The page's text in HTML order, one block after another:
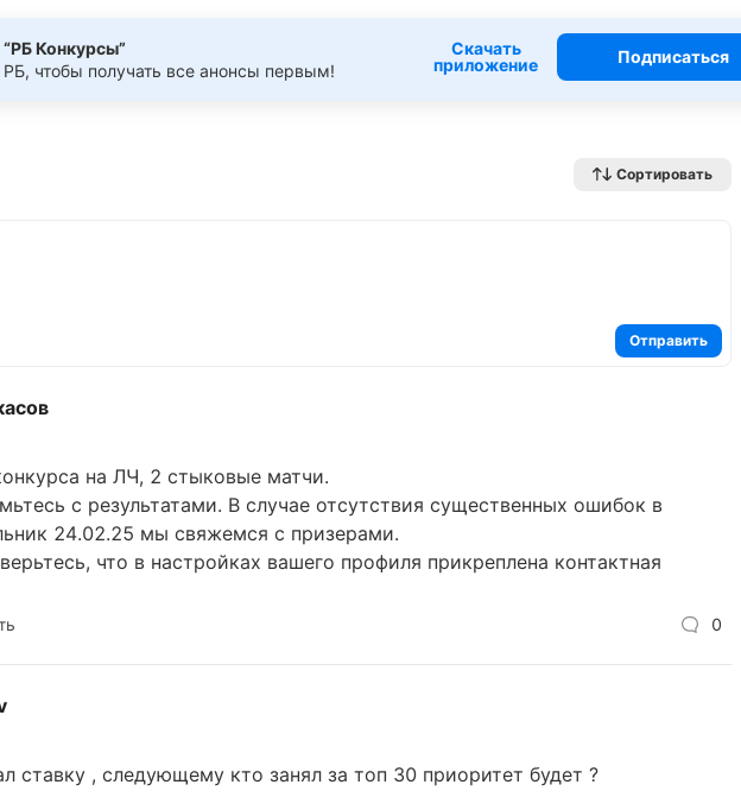
Конкурсы”
чтобы получать все анонсы первым!
Подписаться
Скачать
приложение
Сортировать
Отправить
на ЛЧ, 2 стыковые матчи.
с результатами. В случае отсутствия существенных ошибок в
24.02.25 мы свяжемся с призерами.
что в настройках вашего профиля прикреплена контактная
0
ставку , следующему кто занял за топ 30 приоритет будет ?